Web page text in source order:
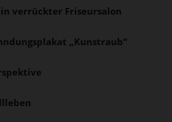
verrückter Friseursalon
„Kunstraub“